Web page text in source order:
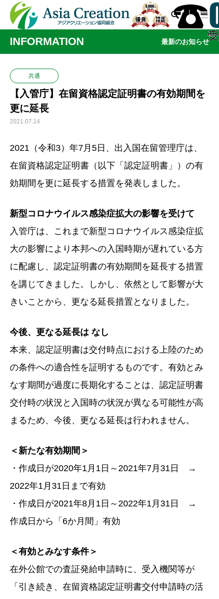

INFORMATION 最新のお知らせ
共通
【入管庁】在留資格認定証明書の有効期間を
更に延長
2021.07.14
2021（令和3）年7月5日 、出入国在留管理庁は、
在留資格認定証明書（以下「認定証明書」）の有
効期間を更に延長する措置を発表しました。
新型コロナウイルス感染症拡大の影響を受けて
入管庁は、これまで新型コロナウイルス感染症拡
大の影響により本邦への入国時期が遅れている方
に配慮し、認定証明書の有効期間を延長する措置
を講じてきました。しかし、依然として影響が大
きいことから、更なる延長措置となりました。
今後、更なる延長は なし
本来、認定証明書は交付時点における上陸のため
の条件への適合性を証明するものです。有効とみ
なす期間が過度に長期化することは、認定証明書
交付時の状況と入国時の状況が異なる可能性が高
まるため、今後、更なる延長は行われません。
＜新たな有効期間＞
・作成日が2020年1月1日～2021年7月31日 →
2022年1月31日まで有効
・作成日が2021年8月1日～2022年1月31日 →
作成日から「6か月間」有効
＜有効とみなす条件＞
在外公館での査証発給申請時に、受入機関等が
「引き続き、在留資格認定証明書交付申請時の活